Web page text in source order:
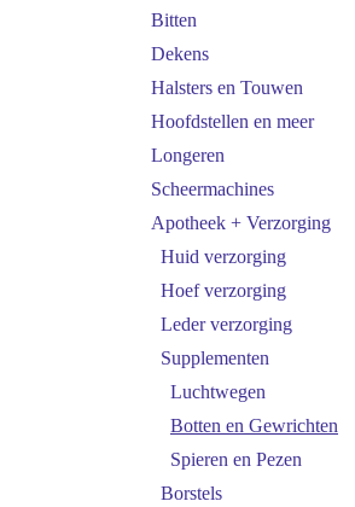
Bitten
Dekens
Halsters en Touwen
Hoofdstellen en meer
Longeren
Scheermachines
Apotheek + Verzorging
Huid verzorging
Hoef verzorging
Leder verzorging
Supplementen
Luchtwegen
Botten en Gewrichten
Spieren en Pezen
Borstels